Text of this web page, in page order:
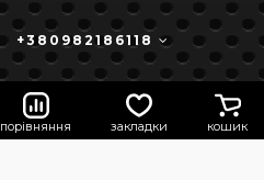
+380982186118
порівняння закладки кошик